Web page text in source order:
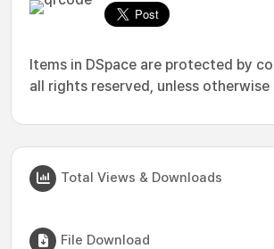
Items in DSpace are protected by
all rights reserved, unless
Total Views & Downloads
File Download